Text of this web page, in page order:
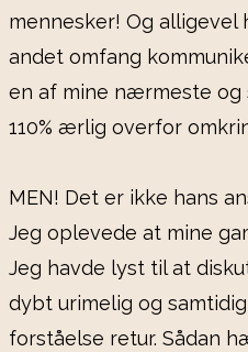
mennesker! Og
andet omfang
en af mine nærmeste
110% ærlig overfor
MEN! Det er ikke hans
Jeg oplevede at mine
Jeg havde lyst til at
dybt urimelig og
forståelse retur. Sådan